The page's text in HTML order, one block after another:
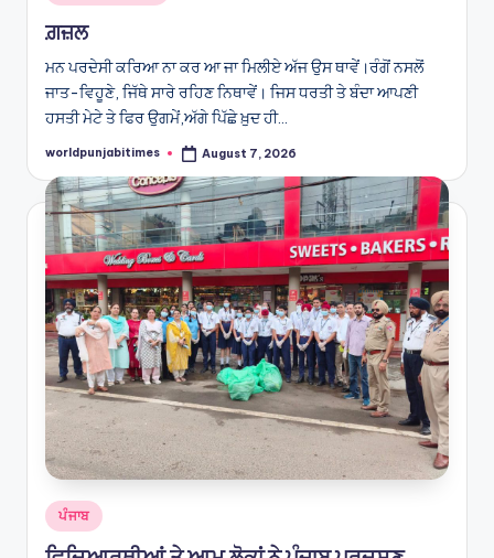
in
ਗ਼ਜ਼ਲ
ਮਨ ਪਰਦੇਸੀ ਕਰਿਆ ਨਾ ਕਰ ਆ ਜਾ ਮਿਲੀਏ ਅੱਜ ਉਸ ਥਾਵੇਂ।ਰੰਗੋਂ ਨਸਲੋਂ
ਜਾਤ-ਵਿਹੂਣੇ, ਜਿੱਥੇ ਸਾਰੇ ਰਹਿਣ ਨਿਥਾਵੇਂ। ਜਿਸ ਧਰਤੀ ਤੇ ਬੰਦਾ ਆਪਣੀ
ਹਸਤੀ ਮੇਟੇ ਤੇ ਫਿਰ ਉਗਮੇਂ,ਅੱਗੇ ਪਿੱਛੇ ਖ਼ੁਦ ਹੀ…
Posted
worldpunjabitimes August 7, 2026
Posted
in
ਪੰਜਾਬ